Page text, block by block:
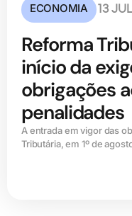
ECONOMIA 13
Reforma
início da
obrigações
penalidades
A entrada em vigor das
Tributária, em 1º de